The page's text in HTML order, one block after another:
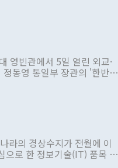
영빈관에서 5일 열린 외교·
동영 통일부 장관의 '한반도
정책으로 추진하겠다고 공
판을 내놨다. 그동안 정 장
여러 번 있지만 대통령과 유
한 것은 이례적이다. 정 장
다는 목소리도 높아지고 있
라의 경상수지가 전월에 이
으로 한 정보기술(IT) 품목 수